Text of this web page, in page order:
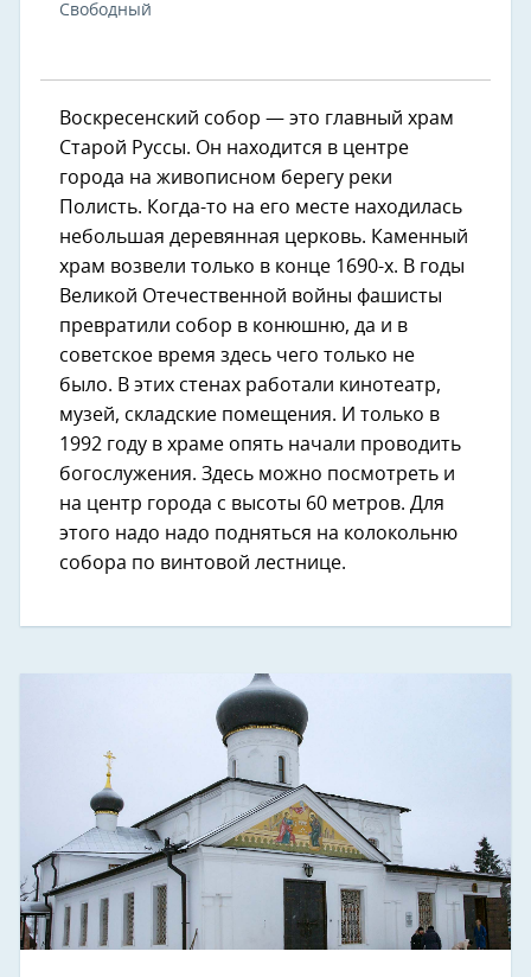
Свободный
Воскресенский собор — это главный храм
Старой Руссы. Он находится в центре
города на живописном берегу реки
Полисть. Когда-то на его месте находилась
небольшая деревянная церковь. Каменный
храм возвели только в конце 1690-х. В годы
Великой Отечественной войны фашисты
превратили собор в конюшню, да и в
советское время здесь чего только не
было. В этих стенах работали кинотеатр,
музей, складские помещения. И только в
1992 году в храме опять начали проводить
богослужения. Здесь можно посмотреть и
на центр города с высоты 60 метров. Для
этого надо надо подняться на колокольню
собора по винтовой лестнице.